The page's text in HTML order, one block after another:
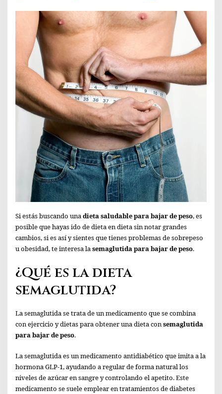
Si estás buscando unadieta saludable para bajar de peso, es
posible que hayas ido de dieta en dieta sin notar grandes
cambios, si es así y sientes que tienes problemas de sobrepeso
u obesidad, te interesa lasemaglutida para bajar de peso.
¿Qué es la dieta
semaglutida?
La semaglutida se trata de un medicamento que se combina
con ejercicio y dietas para obtener una dieta consemaglutida
para bajar de peso.
La semaglutida es un medicamento antidiabético que imita a la
hormona GLP-1, ayudando a regular de forma natural los
niveles de azúcar en sangre y controlando el apetito. Este
medicamento se suele emplear en tratamientos de diabetes